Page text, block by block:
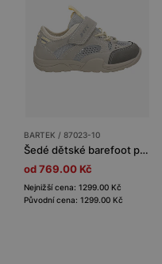
BARTEK / 87023-10
Šedé dětské barefoot polobotky se širokými špičkami BARTEK 87023-10
od 769.00 Kč
Nejnižší cena: 1299.00 Kč
Původní cena: 1299.00 Kč